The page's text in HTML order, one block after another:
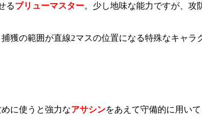
るブリューマスター。少し地味な能力ですが、攻
捕獲の範囲が直線2マスの位置になる特殊なキャラ
に使うと強力なアサシンをあえて守備的に用い